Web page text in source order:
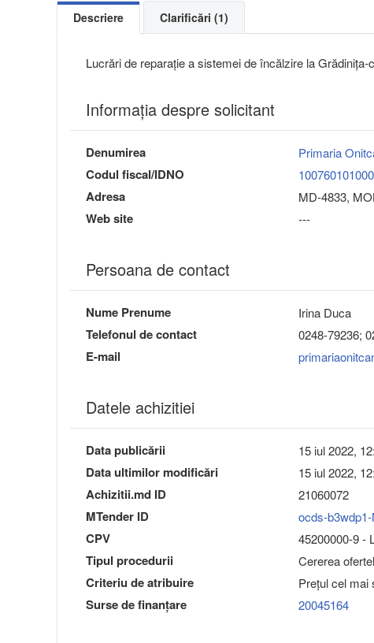
Descriere Clarificări (1)
Lucrări de reparație a sistemei de încălzire la Grădinița-
Informaţia despre solicitant
Denumirea Primaria
Codul fiscal/IDNO
Adresa MD-4833,
Web site ---
Persoana de contact
Nume Prenume Irina Duca
Telefonul de contact 0248-79236;
E-mail
Datele achizitiei
Data publicării 15 iul 2022,
Data ultimilor modificări 15 iul 2022,
Achizitii.md ID 21060072
MTender ID ocds-
CPV 45200000-9 -
Tipul procedurii Cererea
Criteriu de atribuire Preţul cel mai
Surse de finanțare 20045164